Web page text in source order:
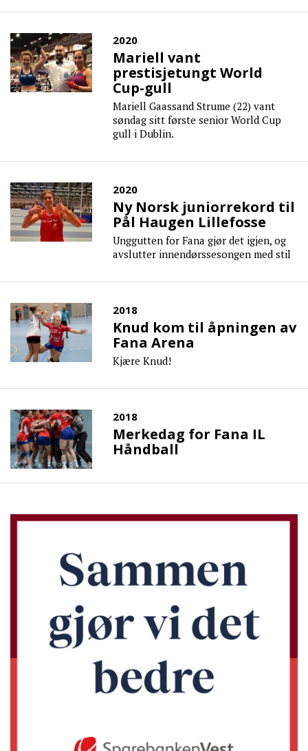
2020
Mariell vant
prestisjetungt World
Cup-gull
Mariell Gaassand Strume (22) vant
søndag sitt første senior World Cup
gull i Dublin.
2020
Ny Norsk juniorrekord til
Pål Haugen Lillefosse
Unggutten for Fana gjør det igjen, og
avslutter innendørssesongen med stil
2018
Knud kom til åpningen av
Fana Arena
Kjære Knud!
2018
Merkedag for Fana IL
Håndball